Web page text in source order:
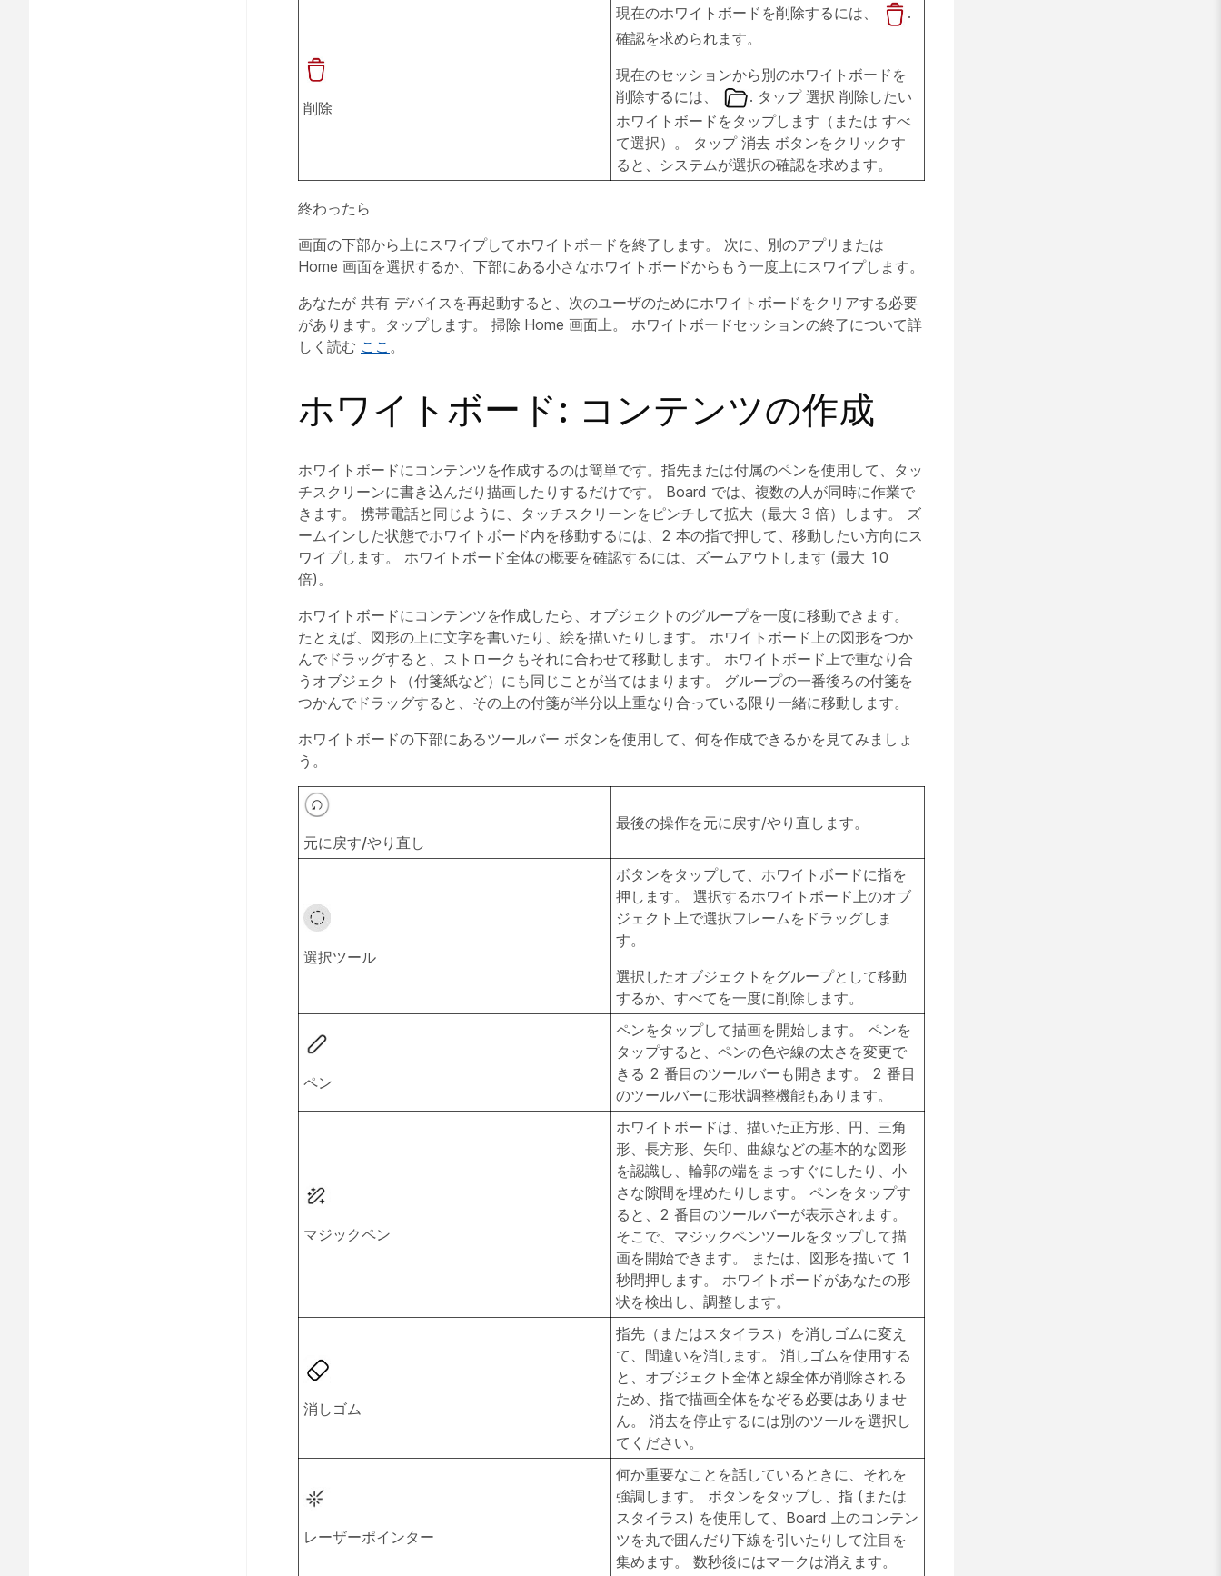
削除
現在のホワイトボードを削除するには、
.
確認を求められます。
現在のセッションから別のホワイトボードを
削除するには、
. タップ 選択 削除したい
ホワイトボードをタップします（または すべ
て選択）。 タップ 消去 ボタンをクリックす
ると、システムが選択の確認を求めます。
終わったら
画面の下部から上にスワイプしてホワイトボードを終了します。 次に、別のアプリまたは
Home 画面を選択するか、下部にある小さなホワイトボードからもう一度上にスワイプします。
あなたが 共有 デバイスを再起動すると、次のユーザのためにホワイトボードをクリアする必要
があります。タップします。 掃除 Home 画面上。 ホワイトボードセッションの終了について詳
しく読む ここ 。
ホワイトボード: コンテンツの作成
ホワイトボードにコンテンツを作成するのは簡単です。指先または付属のペンを使用して、タッ
チスクリーンに書き込んだり描画したりするだけです。 Board では、複数の人が同時に作業で
きます。 携帯電話と同じように、タッチスクリーンをピンチして拡大（最大 3 倍）します。 ズ
ームインした状態でホワイトボード内を移動するには、2 本の指で押して、移動したい方向にス
ワイプします。 ホワイトボード全体の概要を確認するには、ズームアウトします (最大 10
倍)。
ホワイトボードにコンテンツを作成したら、オブジェクトのグループを一度に移動できます。
たとえば、図形の上に文字を書いたり、絵を描いたりします。 ホワイトボード上の図形をつか
んでドラッグすると、ストロークもそれに合わせて移動します。 ホワイトボード上で重なり合
うオブジェクト（付箋紙など）にも同じことが当てはまります。 グループの一番後ろの付箋を
つかんでドラッグすると、その上の付箋が半分以上重なり合っている限り一緒に移動します。
ホワイトボードの下部にあるツールバー ボタンを使用して、何を作成できるかを見てみましょ
う。
元に戻す/やり直し
最後の操作を元に戻す/やり直します。
選択ツール
ボタンをタップして、ホワイトボードに指を
押します。 選択するホワイトボード上のオブ
ジェクト上で選択フレームをドラッグしま
す。
選択したオブジェクトをグループとして移動
するか、すべてを一度に削除します。
ペン
ペンをタップして描画を開始します。 ペンを
タップすると、ペンの色や線の太さを変更で
きる 2 番目のツールバーも開きます。 2 番目
のツールバーに形状調整機能もあります。
マジックペン
ホワイトボードは、描いた正方形、円、三角
形、長方形、矢印、曲線などの基本的な図形
を認識し、輪郭の端をまっすぐにしたり、小
さな隙間を埋めたりします。 ペンをタップす
ると、2 番目のツールバーが表示されます。
そこで、マジックペンツールをタップして描
画を開始できます。 または、図形を描いて 1
秒間押します。 ホワイトボードがあなたの形
状を検出し、調整します。
消しゴム
指先（またはスタイラス）を消しゴムに変え
て、間違いを消します。 消しゴムを使用する
と、オブジェクト全体と線全体が削除される
ため、指で描画全体をなぞる必要はありませ
ん。 消去を停止するには別のツールを選択し
てください。
レーザーポインター
何か重要なことを話しているときに、それを
強調します。 ボタンをタップし、指 (または
スタイラス) を使用して、Board 上のコンテン
ツを丸で囲んだり下線を引いたりして注目を
集めます。 数秒後にはマークは消えます。